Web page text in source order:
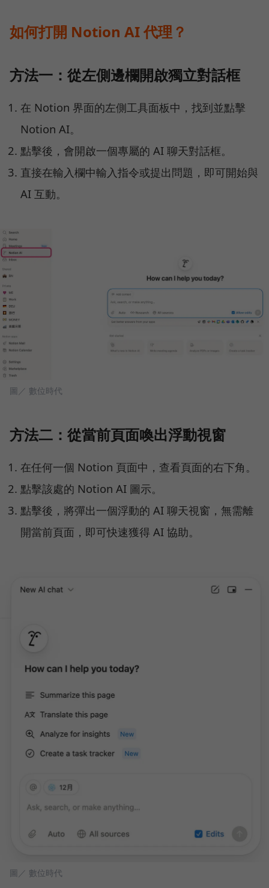
如何打開 Notion AI 代理？
方法一：從左側邊欄開啟獨立對話框
在 Notion 界面的左側工具面板中，找到並點擊
Notion AI。
點擊後，會開啟一個專屬的 AI 聊天對話框。
直接在輸入欄中輸入指令或提出問題，即可開始與
AI 互動。
圖／ 數位時代
方法二：從當前頁面喚出浮動視窗
在任何一個 Notion 頁面中，查看頁面的右下角。
點擊該處的 Notion AI 圖示。
點擊後，將彈出一個浮動的 AI 聊天視窗，無需離
開當前頁面，即可快速獲得 AI 協助。
圖／ 數位時代